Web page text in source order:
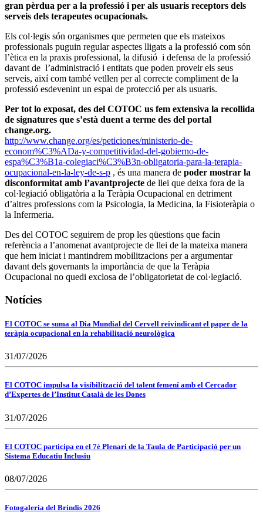
gran pèrdua per a la professió i per als usuaris receptors dels
serveis dels terapeutes ocupacionals.
Els col·legis són organismes que permeten que els mateixos
professionals puguin regular aspectes lligats a la professió com són
l’ètica en la praxis professional, la difusió i defensa de la professió
davant de l’administració i entitats que poden proveir els seus
serveis, així com també vetllen per al correcte compliment de la
professió esdevenint un espai de protecció per als usuaris.
Per tot lo exposat, des del COTOC us fem extensiva la recollida
de signatures que s’està duent a terme des del portal
change.org.
http://www.change.org/es/peticiones/ministerio-de-
econom%C3%ADa-y-competitividad-del-gobierno-de-
espa%C3%B1a-colegiaci%C3%B3n-obligatoria-para-la-terapia-
ocupacional-en-la-ley-de-s-p , és una manera de poder mostrar la
disconformitat amb l’avantprojecte de llei que deixa fora de la
col·legiació obligatòria a la Teràpia Ocupacional en detriment
d’altres professions com la Psicologia, la Medicina, la Fisioteràpia o
la Infermeria.
Des del COTOC seguirem de prop les qüestions que facin
referència a l’anomenat avantprojecte de llei de la mateixa manera
que hem iniciat i mantindrem mobilitzacions per a argumentar
davant dels governants la importància de que la Teràpia
Ocupacional no quedi exclosa de l’obligatorietat de col·legiació.
Notícies
El COTOC se suma al Dia Mundial del Cervell reivindicant el paper de la
teràpia ocupacional en la rehabilitació neurològica
31/07/2026
El COTOC impulsa la visibilització del talent femení amb el Cercador
d’Expertes de l’Institut Català de les Dones
31/07/2026
El COTOC participa en el 7è Plenari de la Taula de Participació per un
Sistema Educatiu Inclusiu
08/07/2026
Fotogaleria del Brindis 2026